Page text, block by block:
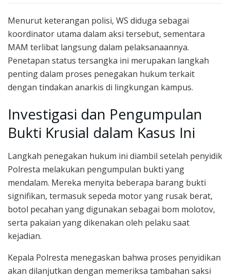
Menurut keterangan polisi, WS diduga sebagai
koordinator utama dalam aksi tersebut, sementara
MAM terlibat langsung dalam pelaksanaannya.
Penetapan status tersangka ini merupakan langkah
penting dalam proses penegakan hukum terkait
dengan tindakan anarkis di lingkungan kampus.
Investigasi dan Pengumpulan
Bukti Krusial dalam Kasus Ini
Langkah penegakan hukum ini diambil setelah penyidik
Polresta melakukan pengumpulan bukti yang
mendalam. Mereka menyita beberapa barang bukti
signifikan, termasuk sepeda motor yang rusak berat,
botol pecahan yang digunakan sebagai bom molotov,
serta pakaian yang dikenakan oleh pelaku saat
kejadian.
Kepala Polresta menegaskan bahwa proses penyidikan
akan dilanjutkan dengan memeriksa tambahan saksi